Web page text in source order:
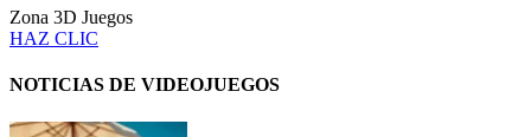
Zona 3D Juegos
HAZ CLIC
NOTICIAS DE VIDEOJUEGOS